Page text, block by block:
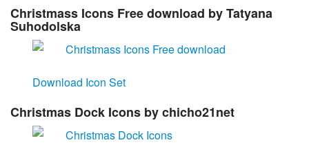
Christmass Icons Free download by Tatyana
Suhodolska
Download Icon Set
Christmas Dock Icons by chicho21net